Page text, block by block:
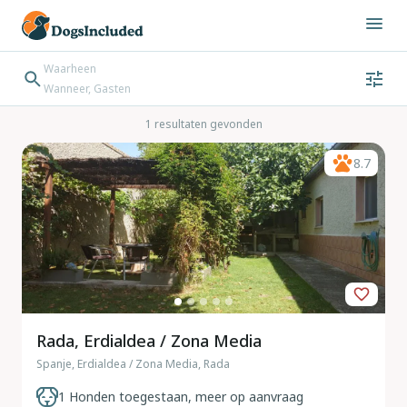
Waarheen
Wanneer, Gasten
Bestemming zoeken
Inchecken → Uitchecken1 resultaten gevonden
8.7
Rada, Erdialdea / Zona Media
Spanje, Erdialdea / Zona Media, Rada
1 Honden toegestaan, meer op aanvraag